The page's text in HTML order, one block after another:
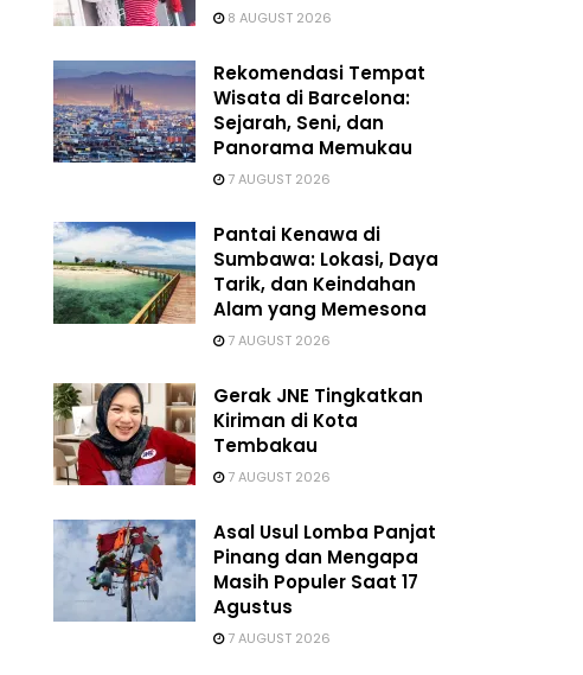
8 AUGUST 2026
Rekomendasi Tempat
Wisata di Barcelona:
Sejarah, Seni, dan
Panorama Memukau
7 AUGUST 2026
Pantai Kenawa di
Sumbawa: Lokasi, Daya
Tarik, dan Keindahan
Alam yang Memesona
7 AUGUST 2026
Gerak JNE Tingkatkan
Kiriman di Kota
Tembakau
7 AUGUST 2026
Asal Usul Lomba Panjat
Pinang dan Mengapa
Masih Populer Saat 17
Agustus
7 AUGUST 2026